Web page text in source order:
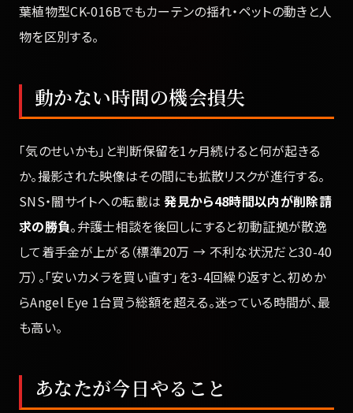
葉植物型CK-016Bでもカーテンの揺れ・ペットの動きと人
物を区別する。
動かない時間の機会損失
「気のせいかも」と判断保留を1ヶ月続けると何が起きる
か。撮影された映像はその間にも拡散リスクが進行する。
SNS・闇サイトへの転載は発見から48時間以内が削除請
求の勝負。弁護士相談を後回しにすると初動証拠が散逸
して着手金が上がる（標準20万 → 不利な状況だと30-40
万）。「安いカメラを買い直す」を3-4回繰り返すと、初めか
らAngel Eye 1台買う総額を超える。迷っている時間が、最
も高い。
あなたが今日やること